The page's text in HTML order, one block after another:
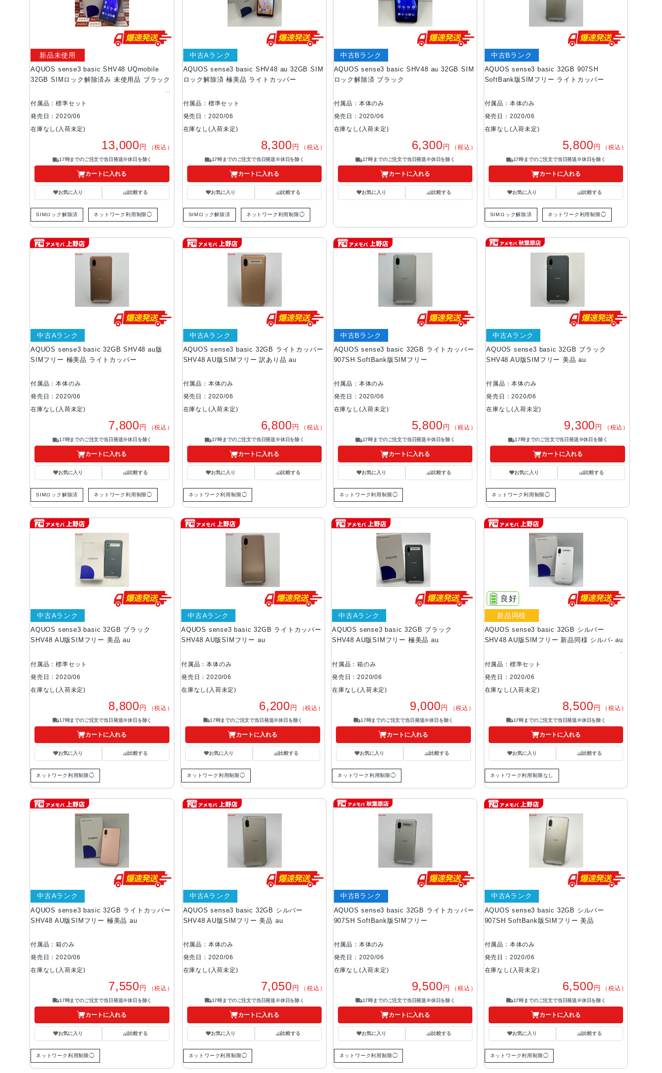
AQUOS sense3 basic SHV48 UQmobile
32GB SIMロック解除済み 未使用品 ブラック
新品未使用
付属品：標準セット
発売日：2020/06
在庫なし(入荷未定)
13,000円 （税込）
17時までのご注文で当日発送※休日を除く
カートに入れる
お気に入り 比較する
SIMロック解除済 ネットワーク利用制限◯
AQUOS sense3 basic SHV48 au 32GB SIM
ロック解除済 極美品 ライトカッパー
中古Aランク
付属品：標準セット
発売日：2020/06
在庫なし(入荷未定)
8,300円 （税込）
17時までのご注文で当日発送※休日を除く
カートに入れる
お気に入り 比較する
SIMロック解除済 ネットワーク利用制限◯
AQUOS sense3 basic SHV48 au 32GB SIM
ロック解除済 ブラック
中古Bランク
付属品：本体のみ
発売日：2020/06
在庫なし(入荷未定)
6,300円 （税込）
17時までのご注文で当日発送※休日を除く
カートに入れる
お気に入り 比較する
AQUOS sense3 basic 32GB 907SH
SoftBank版SIMフリー ライトカッパー
中古Bランク
付属品：本体のみ
発売日：2020/06
在庫なし(入荷未定)
5,800円 （税込）
17時までのご注文で当日発送※休日を除く
カートに入れる
お気に入り 比較する
SIMロック解除済 ネットワーク利用制限◯
AQUOS sense3 basic 32GB SHV48 au版
SIMフリー 極美品 ライトカッパー
中古Aランク
付属品：本体のみ
発売日：2020/06
在庫なし(入荷未定)
7,800円 （税込）
17時までのご注文で当日発送※休日を除く
カートに入れる
お気に入り 比較する
SIMロック解除済 ネットワーク利用制限◯
AQUOS sense3 basic 32GB ライトカッパー
SHV48 AU版SIMフリー 訳あり品 au
中古Aランク
付属品：本体のみ
発売日：2020/06
在庫なし(入荷未定)
6,800円 （税込）
17時までのご注文で当日発送※休日を除く
カートに入れる
お気に入り 比較する
ネットワーク利用制限◯
AQUOS sense3 basic 32GB ライトカッパー
907SH SoftBank版SIMフリー
中古Bランク
付属品：本体のみ
発売日：2020/06
在庫なし(入荷未定)
5,800円 （税込）
17時までのご注文で当日発送※休日を除く
カートに入れる
お気に入り 比較する
ネットワーク利用制限◯
AQUOS sense3 basic 32GB ブラック
SHV48 AU版SIMフリー 美品 au
中古Aランク
付属品：本体のみ
発売日：2020/06
在庫なし(入荷未定)
9,300円 （税込）
17時までのご注文で当日発送※休日を除く
カートに入れる
お気に入り 比較する
ネットワーク利用制限◯
AQUOS sense3 basic 32GB ブラック
SHV48 AU版SIMフリー 美品 au
中古Aランク
付属品：標準セット
発売日：2020/06
在庫なし(入荷未定)
8,800円 （税込）
17時までのご注文で当日発送※休日を除く
カートに入れる
お気に入り 比較する
ネットワーク利用制限◯
AQUOS sense3 basic 32GB ライトカッパー
SHV48 AU版SIMフリー au
中古Aランク
付属品：本体のみ
発売日：2020/06
在庫なし(入荷未定)
6,200円 （税込）
17時までのご注文で当日発送※休日を除く
カートに入れる
お気に入り 比較する
ネットワーク利用制限◯
AQUOS sense3 basic 32GB ブラック
SHV48 AU版SIMフリー 極美品 au
中古Aランク
付属品：箱のみ
発売日：2020/06
在庫なし(入荷未定)
9,000円 （税込）
17時までのご注文で当日発送※休日を除く
カートに入れる
お気に入り 比較する
ネットワーク利用制限◯
AQUOS sense3 basic 32GB シルバー
SHV48 AU版SIMフリー 新品同様 シルバ- au
良好
新品同様
付属品：標準セット
発売日：2020/06
在庫なし(入荷未定)
8,500円 （税込）
17時までのご注文で当日発送※休日を除く
カートに入れる
お気に入り 比較する
ネットワーク利用制限なし
AQUOS sense3 basic 32GB ライトカッパー
SHV48 AU版SIMフリー 極美品 au
中古Aランク
付属品：箱のみ
発売日：2020/06
在庫なし(入荷未定)
7,550円 （税込）
17時までのご注文で当日発送※休日を除く
カートに入れる
お気に入り 比較する
ネットワーク利用制限◯
AQUOS sense3 basic 32GB シルバー
SHV48 AU版SIMフリー 美品 au
中古Aランク
付属品：本体のみ
発売日：2020/06
在庫なし(入荷未定)
7,050円 （税込）
17時までのご注文で当日発送※休日を除く
カートに入れる
お気に入り 比較する
ネットワーク利用制限◯
AQUOS sense3 basic 32GB ライトカッパー
907SH SoftBank版SIMフリー
中古Bランク
付属品：本体のみ
発売日：2020/06
在庫なし(入荷未定)
9,500円 （税込）
17時までのご注文で当日発送※休日を除く
カートに入れる
お気に入り 比較する
ネットワーク利用制限◯
AQUOS sense3 basic 32GB シルバー
907SH SoftBank版SIMフリー 美品
中古Aランク
付属品：本体のみ
発売日：2020/06
在庫なし(入荷未定)
6,500円 （税込）
17時までのご注文で当日発送※休日を除く
カートに入れる
お気に入り 比較する
ネットワーク利用制限◯